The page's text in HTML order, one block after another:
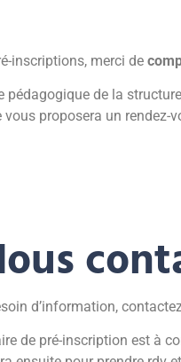
inscriptions, merci de
pédagogique de la
proposera un
d’information,
de pré-inscription est à